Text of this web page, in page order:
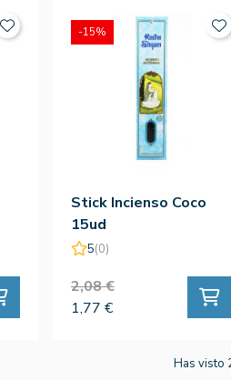
Stick Incienso Coco
15ud
5(0)
2,08 €
1,77 €
-15%
Has visto